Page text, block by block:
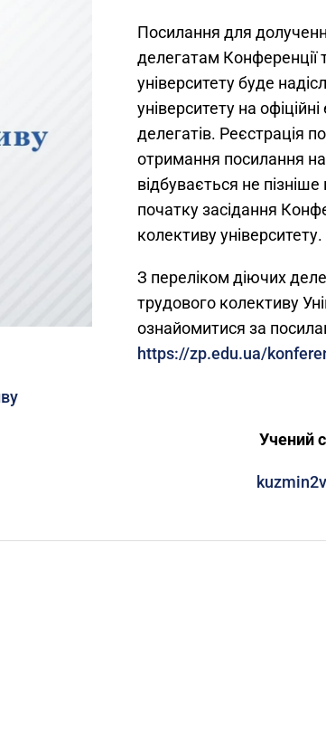
Посилання для
делегатам Конференції
університету буде
університету на
делегатів. Реєстрація
отримання посилання
відбувається не
початку засідання
колективу університету.
З переліком діючих
трудового колективу
ознайомитися за
https://zp.edu.ua/
Учений секретар